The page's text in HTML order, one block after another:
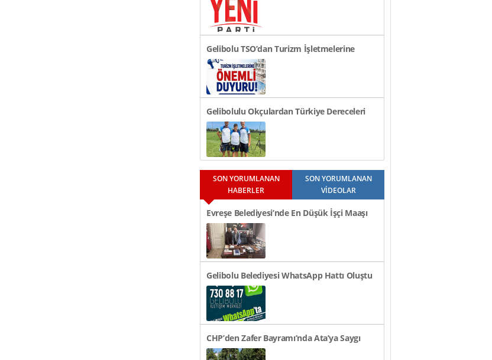
Açıklandı
Gelibolu TSO’dan Turizm İşletmelerine
Önemli Duyuru!
Gelibolulu Okçulardan Türkiye Dereceleri
SON YORUMLANAN
HABERLER
SON YORUMLANAN
VİDEOLAR
Evreşe Belediyesi’nde En Düşük İşçi Maaşı
48 Bin TL Oldu
Gelibolu Belediyesi WhatsApp Hattı Oluştu
CHP’den Zafer Bayramı’nda Ata’ya Saygı